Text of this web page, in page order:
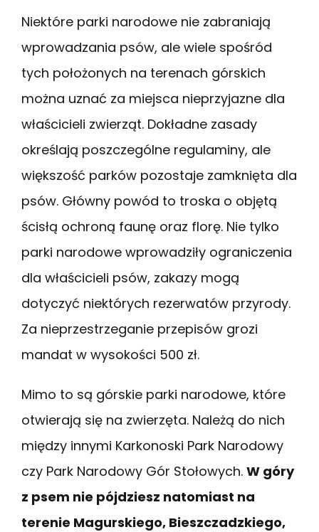
Niektóre parki narodowe nie zabraniają
wprowadzania psów, ale wiele spośród
tych położonych na terenach górskich
można uznać za miejsca nieprzyjazne dla
właścicieli zwierząt. Dokładne zasady
określają poszczególne regulaminy, ale
większość parków pozostaje zamknięta dla
psów. Główny powód to troska o objętą
ścisłą ochroną faunę oraz florę. Nie tylko
parki narodowe wprowadziły ograniczenia
dla właścicieli psów, zakazy mogą
dotyczyć niektórych rezerwatów przyrody.
Za nieprzestrzeganie przepisów grozi
mandat w wysokości 500 zł.
Mimo to są górskie parki narodowe, które
otwierają się na zwierzęta. Należą do nich
między innymi Karkonoski Park Narodowy
czy Park Narodowy Gór Stołowych. W góry
z psem nie pójdziesz natomiast na
terenie Magurskiego, Bieszczadzkiego,